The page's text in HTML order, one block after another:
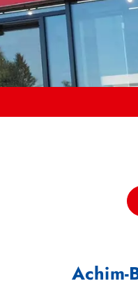
Achim-